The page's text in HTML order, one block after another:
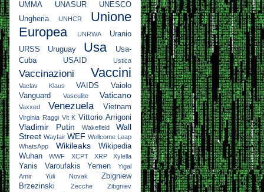
UMMA UNASUR
UNESCO
Ungheria
UNHCR
Unione
Europea
UNRWA
Uranio
URSS
Uruguay Usa
Usa-
Cuba
USAID Ustica
Vaccinazioni Vaccini
Vaclav Klaus VAIDS
Vaiolo
Vanguard
Vasculite Vaticano
Vaxxed Venezuela Vietnam
Virginia Raggi Vit K Vittorio Arrigoni
Vladimir Putin Wakefield
Wall
Street Wayfair WEF Wellcome Leap
WhatsApp
Wikileaks
Wikipedia
Wuhan
WWF XCPT XRP Xylella
Yanis Varoufakis Yemen
Yigal
Amir
Yuli Novak
Zbigniew
Brzezinski
Zecche
Zibgniev